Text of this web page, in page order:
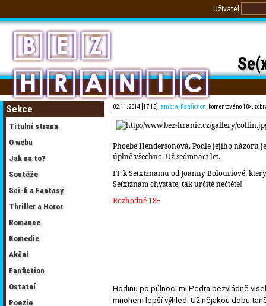
Uživatel
Sekce
Titulní strana
O webu
Jak na to?
Soutěže
Sci-fi a Fantasy
Thriller a Horor
Romance
Komedie
Akční
Fanfiction
Ostatní
Poezie
02.11.2014 [17:15], ambra, Fanfiction, komentováno 18×,
Phoebe Hendersonová. Podle jejího názoru
úplně všechno. Už sedmnáct let.
FF k Se(x)znamu od Joanny Bolouriové,
Se(x)znam chystáte, tak určitě nečtěte!
Rozhodně 18+
Hodinu po půlnoci mi Pedra bezvládně
mnohem lepší výhled. Už nějakou dobu